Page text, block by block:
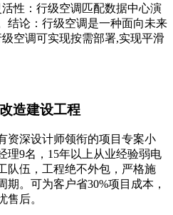
性：行级空调匹配数据中心演
结论：行级空调是一种面向未来
空调可实现按需部署,实现平滑
造建设工程
资深设计师领衔的项目专案小
理9名，15年以上从业经验弱电
队伍，工程绝不外包，严格施
。可为客户省30%项目成本，
售后。